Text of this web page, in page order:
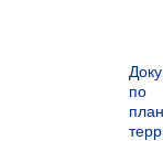
по